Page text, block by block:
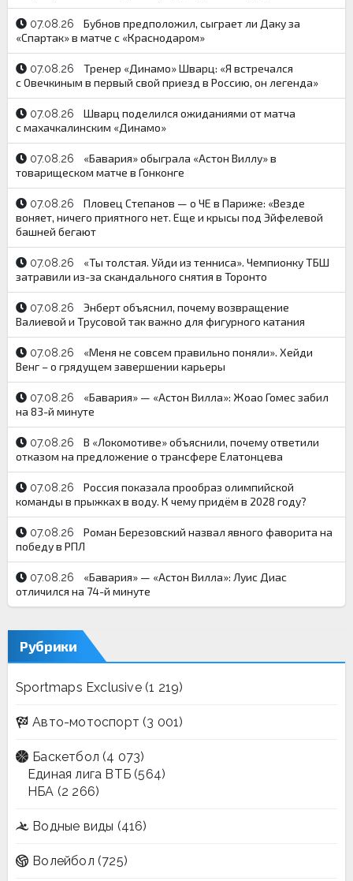
07.08.26
Бубнов предположил, сыграет ли Даку за
«Спартак» в матче с «Краснодаром»
07.08.26
Тренер «Динамо» Шварц: «Я встречался
с Овечкиным в первый свой приезд в Россию, он легенда»
07.08.26
Шварц поделился ожиданиями от матча
с махачкалинским «Динамо»
07.08.26
«Бавария» обыграла «Астон Виллу» в
товарищеском матче в Гонконге
07.08.26
Пловец Степанов — о ЧЕ в Париже: «Везде
воняет, ничего приятного нет. Еще и крысы под Эйфелевой
башней бегают
07.08.26
«Ты толстая. Уйди из тенниса». Чемпионку ТБШ
затравили из-за скандального снятия в Торонто
07.08.26
Энберт объяснил, почему возвращение
Валиевой и Трусовой так важно для фигурного катания
07.08.26
«Меня не совсем правильно поняли». Хейди
Венг – о грядущем завершении карьеры
07.08.26
«Бавария» — «Астон Вилла»: Жоао Гомес забил
на 83-й минуте
07.08.26
В «Локомотиве» объяснили, почему ответили
отказом на предложение о трансфере Елатонцева
07.08.26
Россия показала прообраз олимпийской
команды в прыжках в воду. К чему придём в 2028 году?
07.08.26
Роман Березовский назвал явного фаворита на
победу в РПЛ
07.08.26
«Бавария» — «Астон Вилла»: Луис Диас
отличился на 74-й минуте
Рубрики
Sportmaps Exclusive(1 219)
Авто-мотоспорт (3 001)
Баскетбол (4 073)
Единая лига ВТБ (564)
НБА (2 266)
Водные виды (416)
Волейбол (725)